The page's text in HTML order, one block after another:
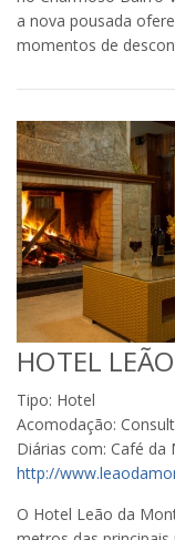
a nova pousada
momentos de
HOTEL
Tipo: Hotel
Acomodação:
Diárias com: Café da
http://
O Hotel Leão da